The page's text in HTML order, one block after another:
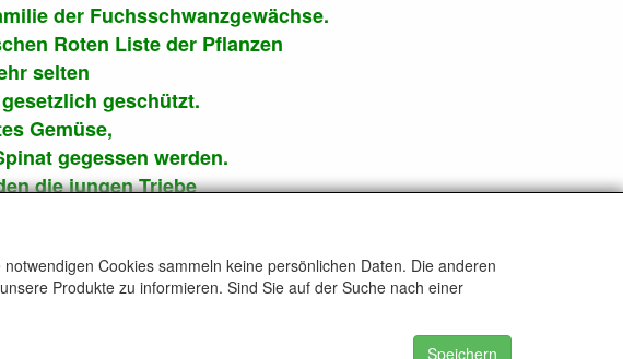
der Fuchsschwanzgewächse.
Roten Liste der Pflanzen
selten
geschützt.
Gemüse,
gegessen werden.
die jungen Triebe
Spargel zubereitet.
Cookies sammeln keine persönlichen Daten. Die anderen
Produkte zu informieren. Sind Sie auf der Suche nach einer
Speichern